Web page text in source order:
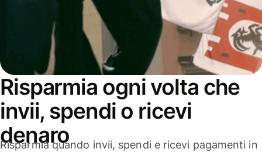
Risparmia ogni volta che
invii, spendi o ricevi
denaro
Risparmia quando invii, spendi e ricevi pagamenti in